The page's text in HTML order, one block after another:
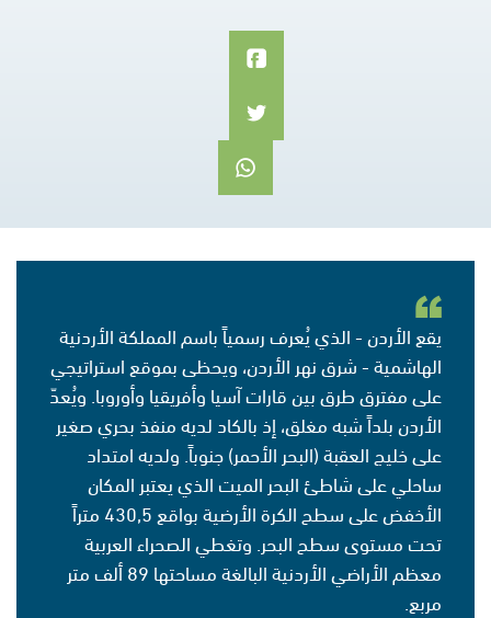
يقع الأردن - الذي يُعرف رسمياً باسم المملكة الأردنية
الهاشمية - شرق نهر الأردن، ويحظى بموقع استراتيجي
على مفترق طرق بين قارات آسيا وأفريقيا وأوروبا. ويُعدّ
الأردن بلداً شبه مغلق، إذ بالكاد لديه منفذ بحري صغير
على خليج العقبة (البحر الأحمر) جنوباً. ولديه امتداد
ساحلي على شاطئ البحر الميت الذي يعتبر المكان
الأخفض على سطح الكرة الأرضية بواقع 430,5 متراً
تحت مستوى سطح البحر. وتغطي الصحراء العربية
معظم الأراضي الأردنية البالغة مساحتها 89 ألف متر
مربع.